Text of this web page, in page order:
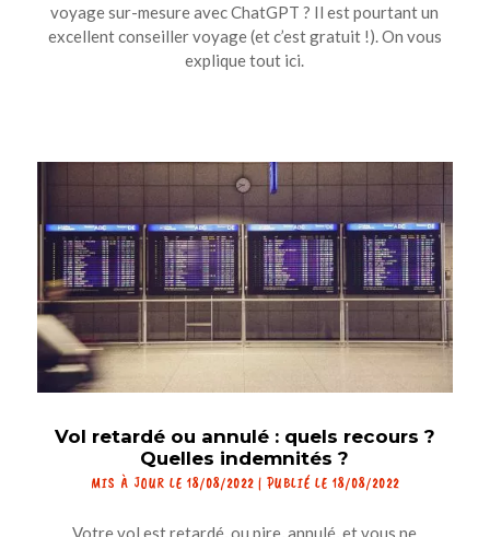
voyage sur-mesure avec ChatGPT ? Il est pourtant un
excellent conseiller voyage (et c’est gratuit !). On vous
explique tout ici.
Vol retardé ou annulé : quels recours ?
Quelles indemnités ?
MIS À JOUR LE 18/08/2022 | PUBLIÉ LE 18/08/2022